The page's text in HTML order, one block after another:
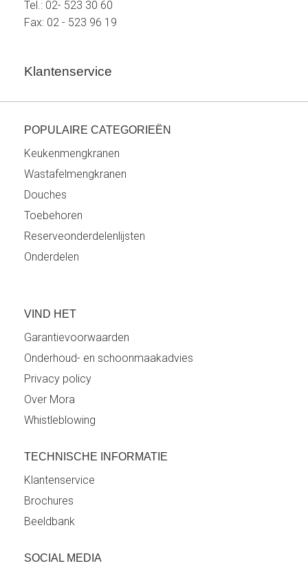
Tel.: 02- 523 30 60
Fax: 02 - 523 96 19
Klantenservice
POPULAIRE CATEGORIEËN
Keukenmengkranen
Wastafelmengkranen
Douches
Toebehoren
Reserveonderdelenlijsten
Onderdelen
VIND HET
Garantievoorwaarden
Onderhoud- en schoonmaakadvies
Privacy policy
Over Mora
Whistleblowing
TECHNISCHE INFORMATIE
Klantenservice
Brochures
Beeldbank
SOCIAL MEDIA